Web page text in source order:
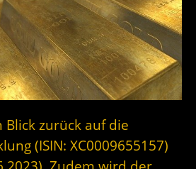
zurück auf die
(ISIN: XC0009655157)